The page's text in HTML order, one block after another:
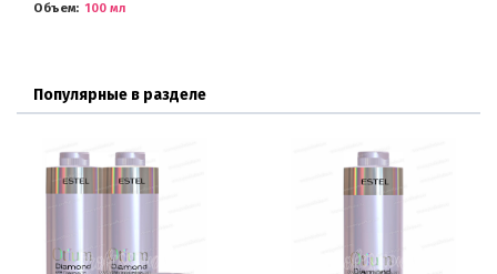
Объем
100 мл
Популярные в разделе